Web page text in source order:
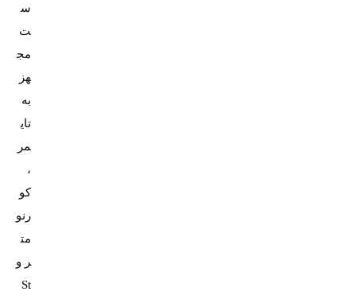
س
ت
مج
هز
به
تای
مر
،
کو
رنو
مت
ر و
St